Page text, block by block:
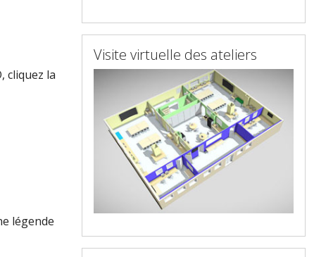
cliquez la
légende
Visite virtuelle des ateliers